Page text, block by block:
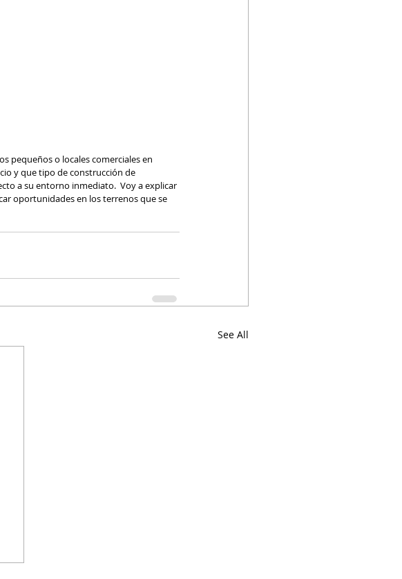
y que tipo de construcción de
a su entorno inmediato.  Voy a explicar
oportunidades en los terrenos que se
See All